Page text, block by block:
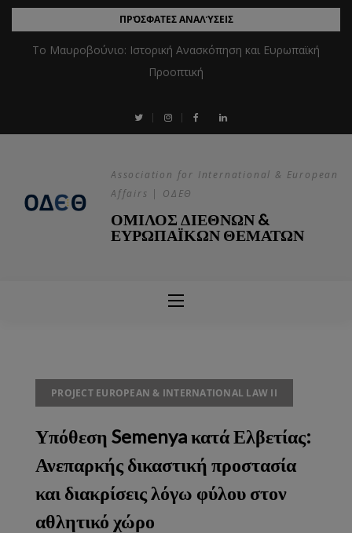
ΠΡΌΣΦΑΤΕΣ ΑΝΑΛΎΣΕΙΣ
Το Μαυροβούνιο: Ιστορική Ανασκόπηση και Ευρωπαϊκή
Προοπτική
Association for International & European
Affairs | ΟΔΕΘ
ΟΜΙΛΟΣ ΔΙΕΘΝΩΝ &
ΕΥΡΩΠΑΪΚΩΝ ΘΕΜΑΤΩΝ
PROJECT EUROPEAN & INTERNATIONAL LAW II
Υπόθεση Semenya κατά Ελβετίας:
Ανεπαρκής δικαστική προστασία
και διακρίσεις λόγω φύλου στον
αθλητικό χώρο